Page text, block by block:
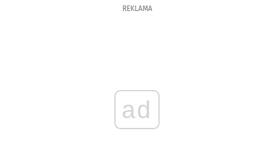
REKLAMA
ad